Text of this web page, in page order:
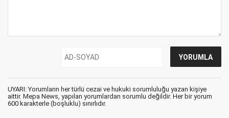
UYARI: Yorumların her türlü cezai ve hukuki sorumluluğu yazan kişiye
aittir. Mepa News, yapılan yorumlardan sorumlu değildir. Her bir yorum
600 karakterle (boşluklu) sınırlıdır.